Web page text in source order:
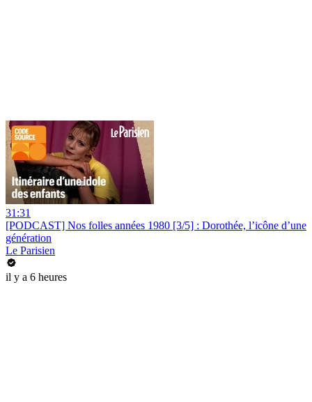
31:31
[PODCAST] Nos folles années 1980 [3/5] : Dorothée, l’icône d’une
génération
Le Parisien
il y a 6 heures